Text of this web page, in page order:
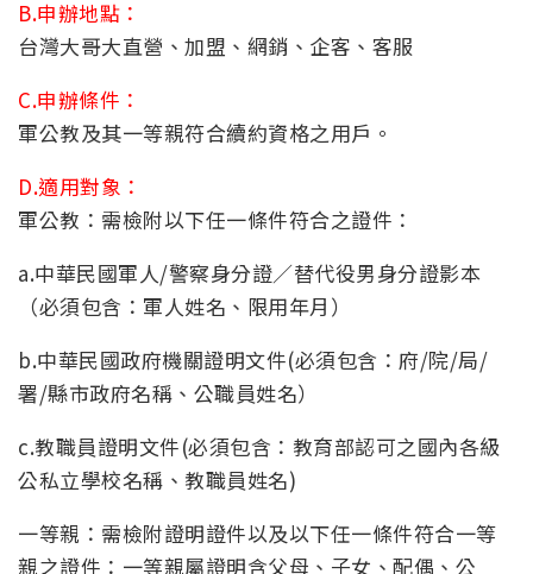
B.申辦地點：
台灣大哥大直營、加盟、網銷、企客、客服
C.申辦條件：
軍公教及其一等親符合續約資格之用戶。
D.適用對象：
軍公教：需檢附以下任一條件符合之證件：
a.中華民國軍人/警察身分證∕替代役男身分證影本
（必須包含：軍人姓名、限用年月）
b.中華民國政府機關證明文件(必須包含：府/院/局/
署/縣市政府名稱、公職員姓名）
c.教職員證明文件(必須包含：教育部認可之國內各級
公私立學校名稱、教職員姓名)
一等親：需檢附證明證件以及以下任一條件符合一等
親之證件：一等親屬證明含父母、子女、配偶、公